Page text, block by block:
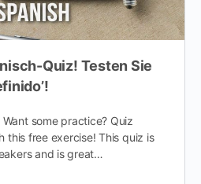
Quiz! Testen Sie
some practice? Quiz
this free exercise! This quiz is
and is great…